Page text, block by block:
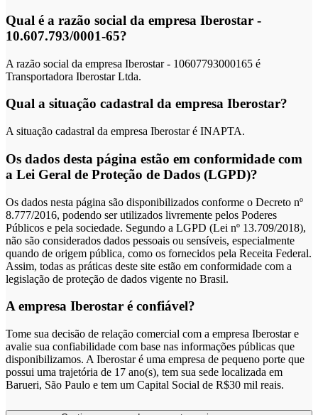
Qual é a razão social da empresa Iberostar -
10.607.793/0001-65?
A razão social da empresa Iberostar - 10607793000165 é
Transportadora Iberostar Ltda.
Qual a situação cadastral da empresa Iberostar?
A situação cadastral da empresa Iberostar é INAPTA.
Os dados desta página estão em conformidade com
a Lei Geral de Proteção de Dados (LGPD)?
Os dados nesta página são disponibilizados conforme o Decreto nº
8.777/2016, podendo ser utilizados livremente pelos Poderes
Públicos e pela sociedade. Segundo a LGPD (Lei nº 13.709/2018),
não são considerados dados pessoais ou sensíveis, especialmente
quando de origem pública, como os fornecidos pela Receita Federal.
Assim, todas as práticas deste site estão em conformidade com a
legislação de proteção de dados vigente no Brasil.
A empresa Iberostar é confiável?
Tome sua decisão de relação comercial com a empresa Iberostar e
avalie sua confiabilidade com base nas informações públicas que
disponibilizamos. A Iberostar é uma empresa de pequeno porte que
possui uma trajetória de 17 ano(s), tem sua sede localizada em
Barueri, São Paulo e tem um Capital Social de R$30 mil reais.